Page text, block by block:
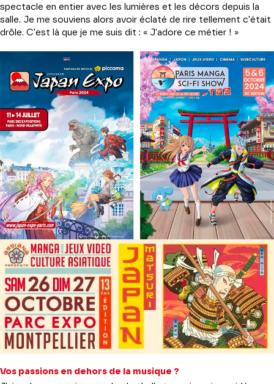
spectacle en entier avec les lumières et les décors depuis la
salle. Je me souviens alors avoir éclaté de rire tellement c'était
drôle. C'est là que je me suis dit : « J'adore ce métier ! »
Vos passions en dehors de la musique ?